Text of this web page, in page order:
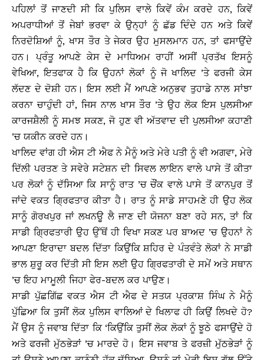
ਪਹਿਲਾਂ ਤੋਂ ਜਾਣਦੀ ਸੀ ਕਿ ਪੁਲਿਸ ਵਾਲੇ ਕਿਵੇਂ ਕੰਮ ਕਰਦੇ ਹਨ, ਕਿਵੇਂ
ਅਪਰਾਧੀਆਂ ਤੋਂ ਜੇਬਾਂ ਭਰਵਾ ਕੇ ਉਨ੍ਹਾਂ ਨੂੰ ਛੱਡ ਦਿੰਦੇ ਹਨ ਅਤੇ ਕਿਵੇਂ
ਨਿਰਦੋਸ਼ਿਆਂ ਨੂੰ, ਖਾਸ ਤੌਰ ਤੇ ਜੇਕਰ ਉਹ ਮੁਸਲਮਾਨ ਹਨ, ਤਾਂ ਫਸਾਉਂਦੇ
ਹਨ। ਪ੍ਰੰਤੂ ਆਪਣੇ ਕੇਸ ਦੇ ਮਾਧਿਅਮ ਰਾਹੀਂ ਅਸੀਂ ਪ੍ਰਤੱਖ ਇਸਨੂੰ
ਵੇਖਿਆ, ਇਤਫਾਕ ਹੈ ਕਿ ਉਹਨਾਂ ਲੋਕਾਂ ਨੂੰ ਜੋ ਖਾਲਿਦ ’ਤੇ ਫਰਜੀ ਕੇਸ
ਲੱਦਣ ਦੇ ਦੋਸ਼ੀ ਹਨ। ਇਸ ਲਈ ਮੈਂ ਆਪਣੇ ਅਨੁਭਵ ਤੁਹਾਡੇ ਨਾਲ ਸਾਂਝਾ
ਕਰਨਾ ਚਾਹੁੰਦੀ ਹਾਂ, ਜਿਸ ਨਾਲ ਖਾਸ ਤੌਰ ’ਤੇ ਉਹ ਲੋਕ ਇਸ ਪੁਲਸੀਆ
ਕਾਰਜਸ਼ੈਲੀ ਨੂੰ ਸਮਝ ਸਕਣ, ਜੋ ਹੁਣ ਵੀ ਅੱਤਵਾਦ ਦੀ ਪੁਲਸੀਆ ਕਹਾਣੀ
’ਚ ਯਕੀਨ ਕਰਦੇ ਹਨ।
ਖਾਲਿਦ ਵਾਂਗ ਹੀ ਐਸ ਟੀ ਐਫ ਨੇ ਮੈਨੂੰ ਅਤੇ ਮੇਰੇ ਪਤੀ ਨੂੰ ਵੀ ਅਗਵਾ, ਮੇਰੇ
ਦਿੱਲੀ ਪਰਤਣ ਤੇ ਸਵੇਰੇ ਸਟੇਸ਼ਨ ਦੀ ਸਿਵਲ ਲਾਇਨ ਵਾਲੇ ਪਾਸੇ ਤੋਂ ਕੀਤਾ
ਪਰ ਲੋਕਾਂ ਨੂੰ ਦੱਸਿਆ ਕਿ ਸਾਨੂੰ ਰਾਤ ’ਚ ਚੌਂਕ ਵਾਲੇ ਪਾਸੇ ਤੋਂ ਕਾਨਪੁਰ ਤੋਂ
ਜਾਂਦੇ ਵਕਤ ਗ੍ਰਿਫਤਾਰ ਕੀਤਾ ਹੈ। ਰਾਤ ਨੂੰ ਸਾਡੇ ਸਾਹਮਣੇ ਹੀ ਉਹ ਲੋਕ
ਸਾਨੂੰ ਗੋਰਖਪੁਰ ਜਾਂ ਲਖਨਊ ਲੈ ਜਾਣ ਦੀ ਯੋਜਨਾ ਬਣਾ ਰਹੇ ਸਨ, ਤਾਂ ਕਿ
ਸਾਡੀ ਗ੍ਰਿਫਤਾਰੀ ਉਹ ਉੱਥੋਂ ਹੀ ਵਿਖਾ ਸਕਣ ਪਰ ਬਾਅਦ ’ਚ ਉਹਨਾਂ ਨੇ
ਆਪਣਾ ਇਰਾਦਾ ਬਦਲ ਦਿੱਤਾ ਕਿਉਂਕਿ ਸ਼ਹਿਰ ਦੇ ਪੰਤਵੰਤੇ ਲੋਕਾਂ ਨੇ ਸਾਡੀ
ਭਾਲ ਸ਼ੁਰੂ ਕਰ ਦਿੱਤੀ ਸੀ ਇਸ ਲਈ ਉਹ ਗ੍ਰਿਫਤਾਰੀ ਦੇ ਸਮੇਂ ਅਤੇ ਸਥਾਨ
’ਚ ਇਹ ਮਾਮੂਲੀ ਜਿਹਾ ਫੇਰ-ਬਦਲ ਕਰ ਪਾਉਣ।
ਸਾਡੀ ਪੁੱਛਗਿੱਛ ਵਕਤ ਐਸ ਟੀ ਐਫ ਦੇ ਸਤਯ ਪ੍ਰਕਾਸ਼ ਸਿੰਘ ਨੇ ਮੈਨੂੰ
ਪੁੱਛਿਆ ਕਿ ਤੁਸੀਂ ਲੋਕ ਪੁਲਿਸ ਵਾਲਿਆਂ ਦੇ ਖਿਲਾਫ ਹੀ ਕਿਉਂ ਲਿਖਦੇ ਹੋ?
ਮੈਂ ਉਸ ਨੂੰ ਜਵਾਬ ਦਿੱਤਾ ਕਿ ‘ਕਿਉਂਕਿ ਤੁਸੀਂ ਲੋਕ ਲੋਕਾਂ ਨੂੰ ਝੂਠੇ ਫਸਾਉਂਦੇ ਹੋ
ਅਤੇ ਫਰਜੀ ਮੁੱਠਭੇੜਾਂ ’ਚ ਮਾਰਦੇ ਹੋ। ਇਸ ਜਵਾਬ ਤੇ ਫਰਜ਼ੀ ਮੁੱਠਭੇੜਾਂ ਨੂੰ